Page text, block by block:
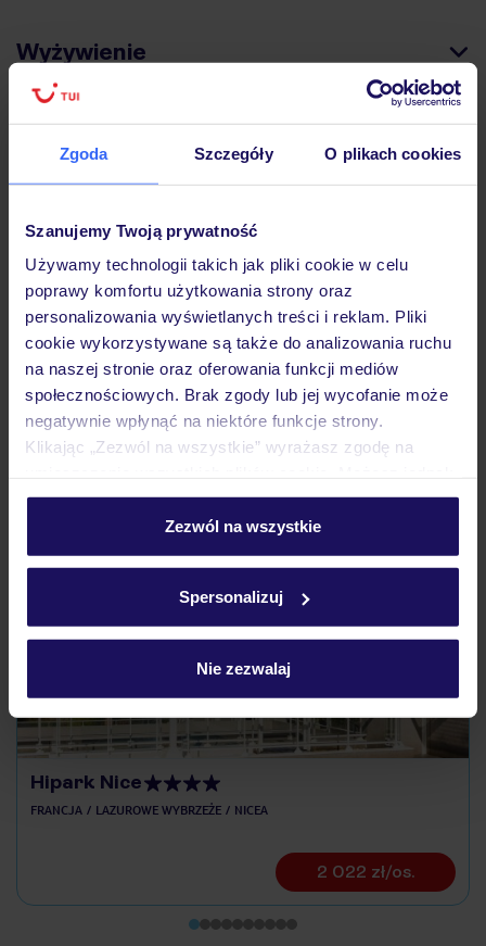
Zgoda Szczegóły O plikach cookies
Szanujemy Twoją prywatność
Używamy technologii takich jak pliki cookie w celu
poprawy komfortu użytkowania strony oraz
personalizowania wyświetlanych treści i reklam. Pliki
cookie wykorzystywane są także do analizowania ruchu
na naszej stronie oraz oferowania funkcji mediów
społecznościowych. Brak zgody lub jej wycofanie może
negatywnie wpłynąć na niektóre funkcje strony.
Klikając „Zezwól na wszystkie” wyrażasz zgodę na
personalizować swój wybór wchodząc w zakładkę
Szczegółowe informacje o plikach cookie znajdziesz
Zezwól na wszystkie
Spersonalizuj
Nie zezwalaj
Wyżywienie
Atrakcje
Często zadawane pytania
Jak zmienić uczestników/osobę zgłaszającą?
Czy w Hotelu będzie przedstawiciel TUI?
Na jakiej podstawie i gdzie otrzymam karty
pokładowe/bilety lotnicze?
Zobacz więcej
Odkryj inne hotele w pobliżu
Hipark Nice
FRANCJA LAZUROWE WYBRZEŻE NICEA
2 022 zł/os.